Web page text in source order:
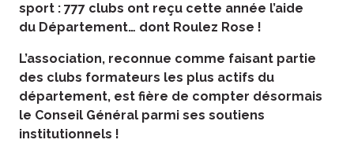
sport : 777 clubs ont reçu cette année l’aide
du Département… dont Roulez Rose !
L’association, reconnue comme faisant partie
des clubs formateurs les plus actifs du
département, est fière de compter désormais
le Conseil Général parmi ses soutiens
institutionnels !